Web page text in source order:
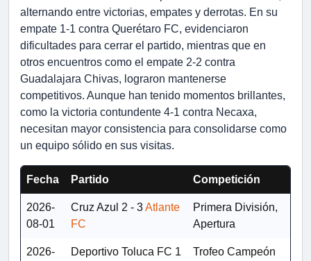
alternando entre victorias, empates y derrotas. En su
empate 1-1 contra Querétaro FC, evidenciaron
dificultades para cerrar el partido, mientras que en
otros encuentros como el empate 2-2 contra
Guadalajara Chivas, lograron mantenerse
competitivos. Aunque han tenido momentos brillantes,
como la victoria contundente 4-1 contra Necaxa,
necesitan mayor consistencia para consolidarse como
un equipo sólido en sus visitas.
Fecha Partido Competición
2026-
08-01
Cruz Azul 2 - 3Atlante
FC
Primera División,
Apertura
2026-
Deportivo Toluca FC 1
Trofeo Campeón